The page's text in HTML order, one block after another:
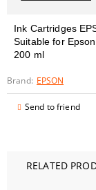
Ink Cartridges
Suitable for
200 ml
Brand: EPSON
Send to friend
RELATED